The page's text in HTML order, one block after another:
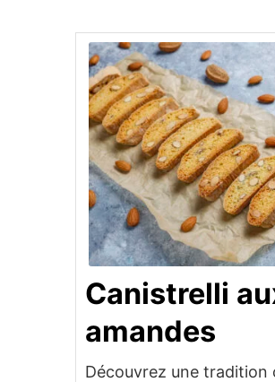
Canistrelli
amandes
Découvrez une tradition